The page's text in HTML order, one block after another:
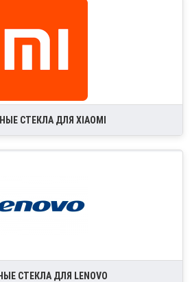
СТЕКЛА ДЛЯ XIAOMI
СТЕКЛА ДЛЯ LENOVO